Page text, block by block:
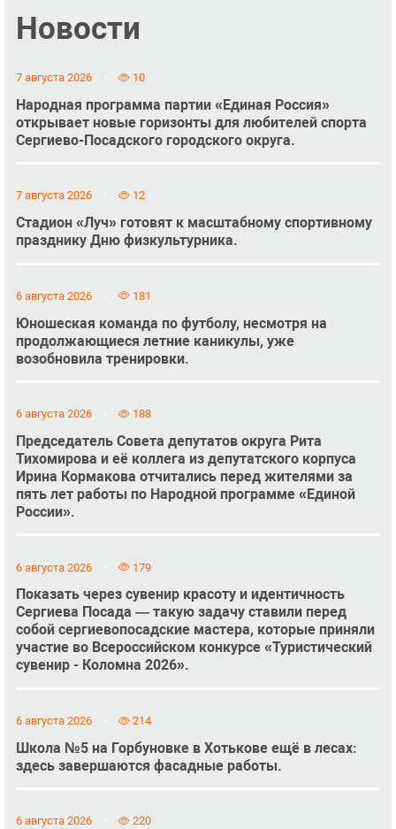
Новости
7 августа 2026 10
Народная программа партии «Единая Россия»
открывает новые горизонты для любителей спорта
Сергиево-Посадского городского округа.
7 августа 2026 12
Стадион «Луч» готовят к масштабному спортивному
празднику Дню физкультурника.
6 августа 2026 181
Юношеская команда по футболу, несмотря на
продолжающиеся летние каникулы, уже
возобновила тренировки.
6 августа 2026 188
Председатель Совета депутатов округа Рита
Тихомирова и её коллега из депутатского корпуса
Ирина Кормакова отчитались перед жителями за
пять лет работы по Народной программе «Единой
России».
6 августа 2026 179
Показать через сувенир красоту и идентичность
Сергиева Посада — такую задачу ставили перед
собой сергиевопосадские мастера, которые приняли
участие во Всероссийском конкурсе «Туристический
сувенир - Коломна 2026».
6 августа 2026 214
Школа №5 на Горбуновке в Хотькове ещё в лесах:
здесь завершаются фасадные работы.
6 августа 2026 220